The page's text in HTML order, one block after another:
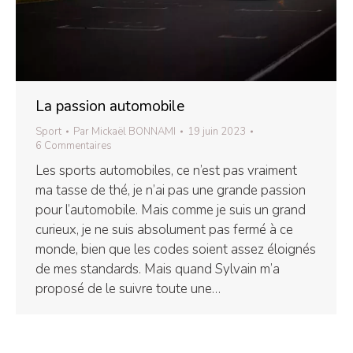
La passion automobile
Sport Par Mickaël BONNAMI
19 juin 2023
6 Commentaires
Les sports automobiles, ce n’est pas vraiment
ma tasse de thé, je n’ai pas une grande passion
pour l’automobile. Mais comme je suis un grand
curieux, je ne suis absolument pas fermé à ce
monde, bien que les codes soient assez éloignés
de mes standards. Mais quand Sylvain m’a
proposé de le suivre toute une…